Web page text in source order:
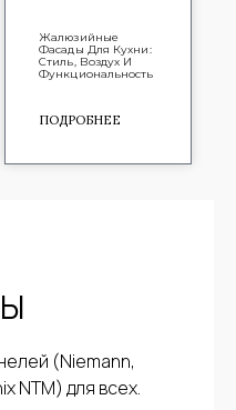
Жалюзийные
Фасады Для Кухни:
Стиль, Воздух И
Функциональность
ПОДРОБНЕЕ
(Niemann,
NTM) для всех.